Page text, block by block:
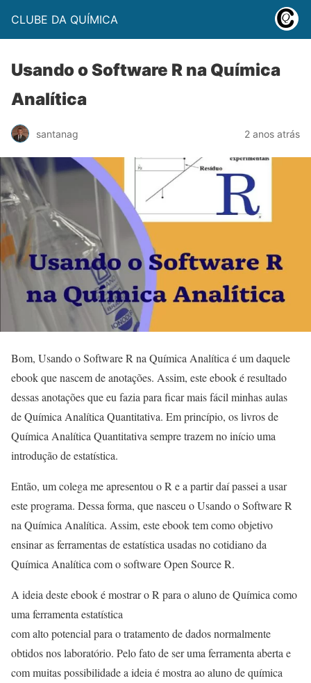
CLUBE DA QUÍMICA
Usando o Software R na Química
Analítica
santanag 2 anos atrás
Bom, Usando o Software R na Química Analítica é um daquele
ebook que nascem de anotações. Assim, este ebook é resultado
dessas anotações que eu fazia para ficar mais fácil minhas aulas
de Química Analítica Quantitativa. Em princípio, os livros de
Química Analítica Quantitativa sempre trazem no início uma
introdução de estatística.
Então, um colega me apresentou o R e a partir daí passei a usar
este programa. Dessa forma, que nasceu o Usando o Software R
na Química Analítica. Assim, este ebook tem como objetivo
ensinar as ferramentas de estatística usadas no cotidiano da
Química Analítica com o software Open Source R.
A ideia deste ebook é mostrar o R para o aluno de Química como
uma ferramenta estatística
com alto potencial para o tratamento de dados normalmente
obtidos nos laboratório. Pelo fato de ser uma ferramenta aberta e
com muitas possibilidade a ideia é mostra ao aluno de química